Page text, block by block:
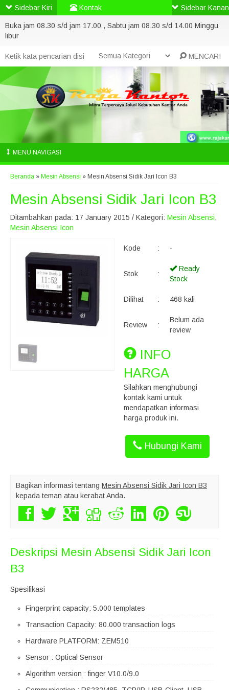
Buka jam 08.30 s/d jam 17.00 , Sabtu jam 08.30 s/d 14.00 Minggu
libur
MENCARI
MENU NAVIGASI
Beranda » Mesin Absensi » Mesin Absensi Sidik Jari Icon B3
Mesin Absensi Sidik Jari Icon B3
Ditambahkan pada: 17 January 2015 / Kategori: Mesin Absensi,
Mesin Absensi Icon
Kode : -
Stok :
Ready
Stock
Dilihat : 468 kali
Review :
Belum ada
review
INFO
HARGA
Silahkan menghubungi
kontak kami untuk
mendapatkan informasi
harga produk ini.
Hubungi Kami
Bagikan informasi tentang Mesin Absensi Sidik Jari Icon B3
kepada teman atau kerabat Anda.
Deskripsi Mesin Absensi Sidik Jari Icon
B3
Spesifikasi
Fingerprint capacity: 5.000 templates
Transaction Capacity: 80.000 transaction logs
Hardware PLATFORM: ZEM510
Sensor : Optical Sensor
Algorithm version : finger V10.0/9.0
Sidebar Kiri Kontak Sidebar Kanan